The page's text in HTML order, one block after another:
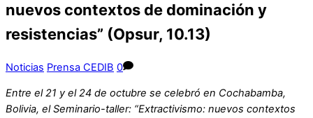
nuevos contextos de dominación y
resistencias” (Opsur, 10.13)
Noticias Prensa CEDIB 0
Entre el 21 y el 24 de octubre se celebró en Cochabamba,
Bolivia, el Seminario-taller: “Extractivismo: nuevos contextos